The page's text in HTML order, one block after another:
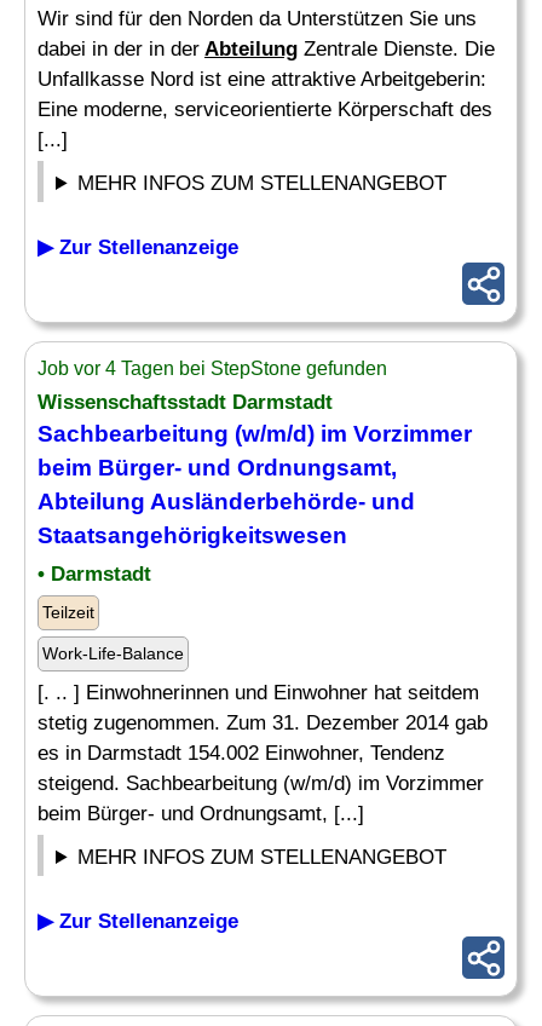
Wir sind für den Norden da Unterstützen Sie uns
dabei in der in der Abteilung Zentrale Dienste. Die
Unfallkasse Nord ist eine attraktive Arbeitgeberin:
Eine moderne, serviceorientierte Körperschaft des
[...]
MEHR INFOS ZUM STELLENANGEBOT
▶ Zur Stellenanzeige
Job vor 4 Tagen bei StepStone gefunden
Wissenschaftsstadt Darmstadt
Sachbearbeitung (w/m/d) im Vorzimmer
beim Bürger- und Ordnungsamt,
Abteilung Ausländerbehörde- und
Staatsangehörigkeitswesen
• Darmstadt
Teilzeit
Work-Life-Balance
[. .. ] Einwohnerinnen und Einwohner hat seitdem
stetig zugenommen. Zum 31. Dezember 2014 gab
es in Darmstadt 154.002 Einwohner, Tendenz
steigend. Sachbearbeitung (w/m/d) im Vorzimmer
beim Bürger- und Ordnungsamt, [...]
MEHR INFOS ZUM STELLENANGEBOT
▶ Zur Stellenanzeige